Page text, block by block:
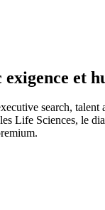
et
search, talent
Life Sciences, le